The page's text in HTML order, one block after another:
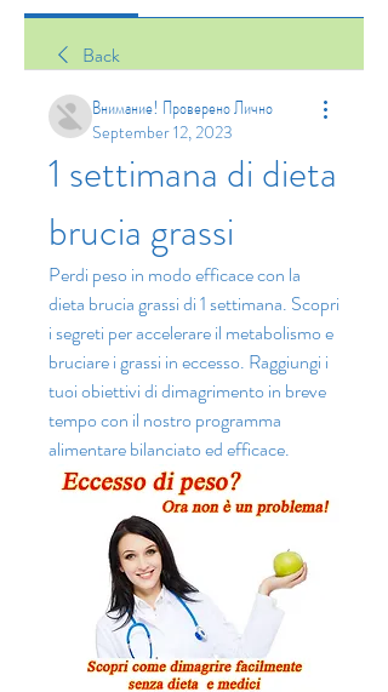
Back
Внимание! Проверено Лично
September 12, 2023
1 settimana di dieta
brucia grassi
Perdi peso in modo efficace con la
dieta brucia grassi di 1 settimana. Scopri
i segreti per accelerare il metabolismo e
bruciare i grassi in eccesso. Raggiungi i
tuoi obiettivi di dimagrimento in breve
tempo con il nostro programma
alimentare bilanciato ed efficace.